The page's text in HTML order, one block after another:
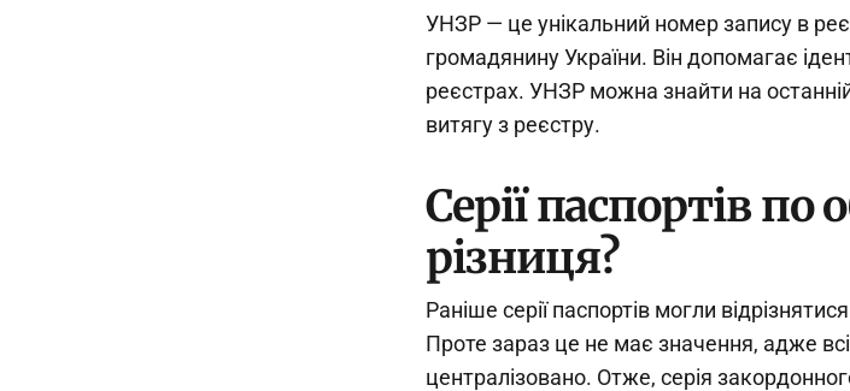
УНЗР — це унікальний номер запису в
громадянину України. Він допомагає
реєстрах. УНЗР можна знайти на
витягу з реєстру.
Серії паспортів по
різниця?
Раніше серії паспортів могли
Проте зараз це не має значення, адже
централізовано. Отже, серія